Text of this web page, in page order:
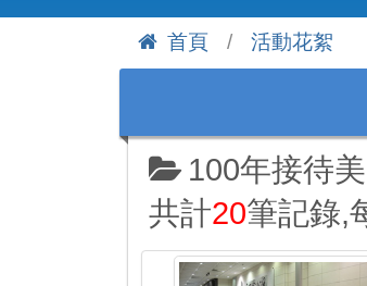
首頁
活動花絮
100年接待
共計20筆記錄,